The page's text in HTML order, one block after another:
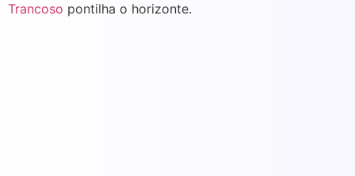
Trancoso pontilha o horizonte.